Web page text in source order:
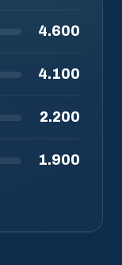
4.600
4.100
2.200
1.900